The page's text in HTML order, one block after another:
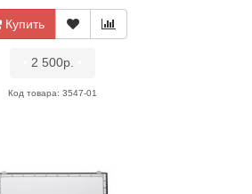
Купить
2 500р.
Код товара: 3547-01